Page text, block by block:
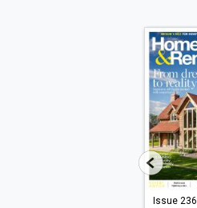
Issue 236 |